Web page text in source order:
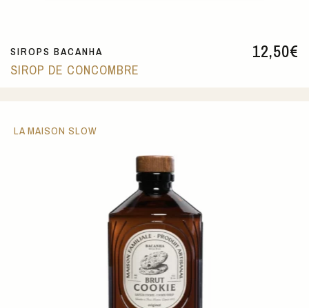
12,50€
SIROPS BACANHA
SIROP DE CONCOMBRE
LA MAISON SLOW